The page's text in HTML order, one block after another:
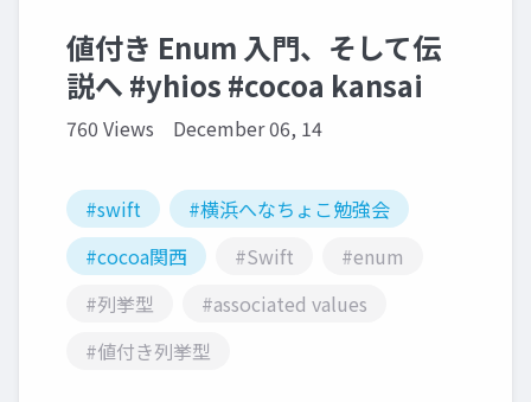
値付き Enum 入門、そして伝
説へ #yhios #cocoa kansai
760 Views December 06, 14
#swift
#横浜へなちょこ勉強会
#cocoa関西
#Swift
#enum
#列挙型
#associated values
#値付き列挙型